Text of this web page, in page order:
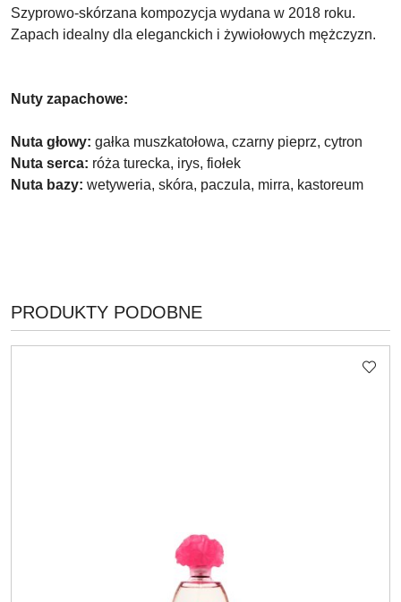
Szyprowo-skórzana kompozycja wydana w 2018 roku.
Zapach idealny dla eleganckich i żywiołowych mężczyzn.
Nuty zapachowe:
Nuta głowy: gałka muszkatołowa, czarny pieprz, cytron
Nuta serca: róża turecka, irys, fiołek
Nuta bazy: wetyweria, skóra, paczula, mirra, kastoreum
Pomiń karuzelę produktów
PRODUKTY
O
PRODUKTY PODOBNE